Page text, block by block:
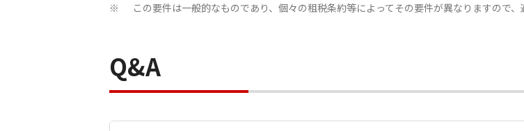
※ この要件は一般的なものであり、個々の租税条約等によってその要件が異なりますので
Q&A